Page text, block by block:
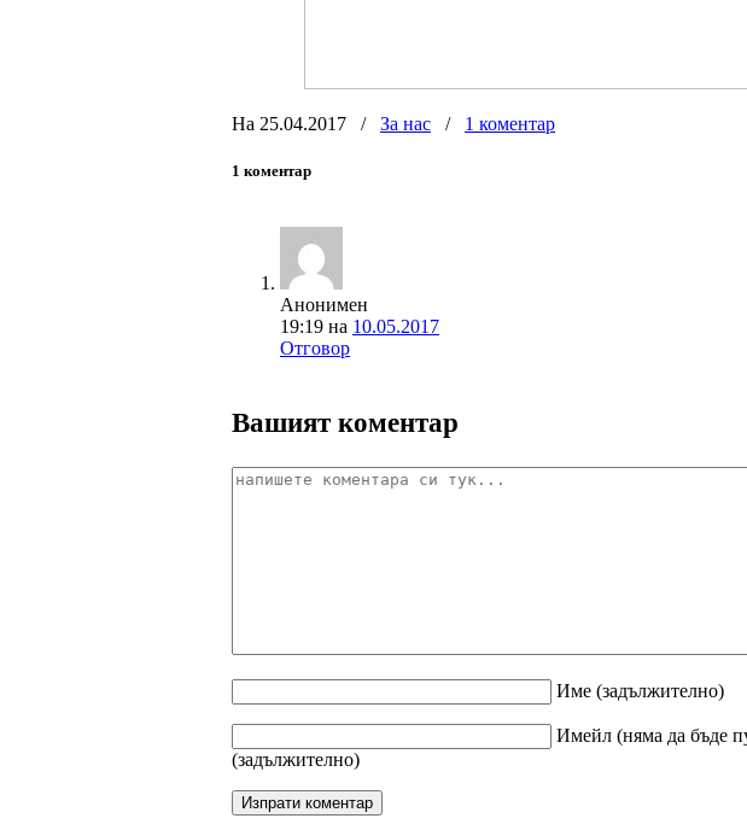
На 25.04.2017 / За нас / 1 коментар
1 коментар
Анонимен
19:19 на 10.05.2017
Отговор
Вашият коментар
Име (задължително)
Имейл (няма да бъде
(задължително)